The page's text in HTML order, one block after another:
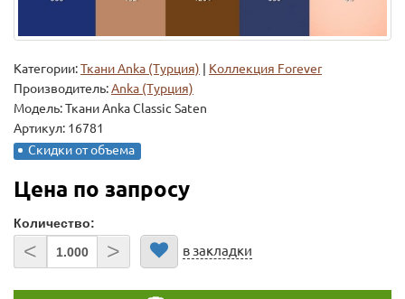
Категории:Ткани Anka (Турция)
Коллекция Forever
Производитель:Anka (Турция)
Модель:Ткани Anka Classic Saten
Артикул: 16781
Скидки от объема
Цена по запросу
Количество:
< > в закладки